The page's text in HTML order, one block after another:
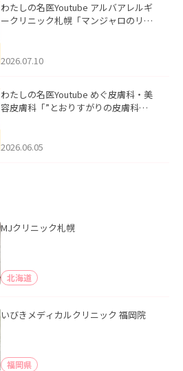
わたしの名医Youtube アルバアレルギ
ークリニック札幌「マンジャロのリア
た。
2026.07.10
わたしの名医Youtube めぐ皮膚科・美
容皮膚科「”とおりすがりの皮膚科
2026.06.05
MJクリニック札幌
北海道
いびきメディカルクリニック 福岡院
福岡県